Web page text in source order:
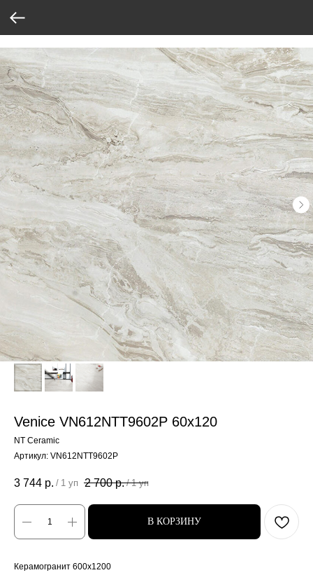
Venice VN612NTT9602P 60x120
NT Ceramic
Артикул: VN612NTT9602P
3 744 р. / 1 уп 2 700 р. / 1 уп
В КОРЗИНУ
Керамогранит 600x1200